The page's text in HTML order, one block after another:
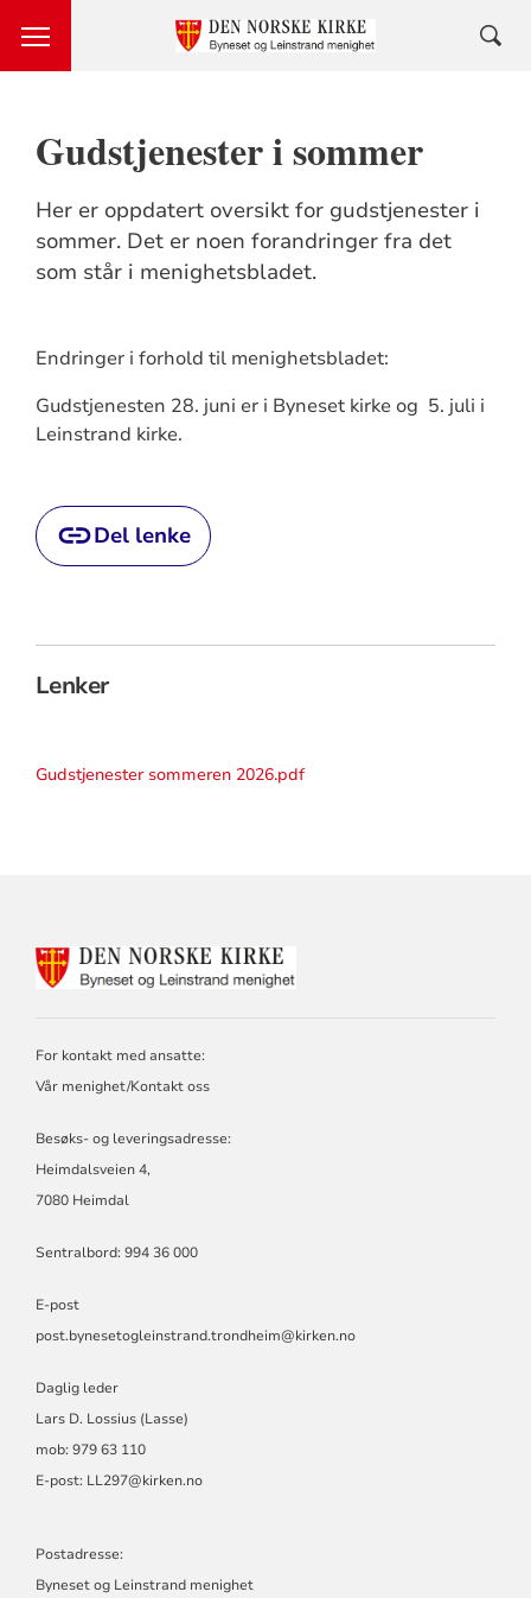
Gudstjenester i sommer
Her er oppdatert oversikt for gudstjenester i
sommer. Det er noen forandringer fra det
som står i menighetsbladet.
Endringer i forhold til menighetsbladet:
Gudstjenesten 28. juni er i Byneset kirke og 5. juli i
Leinstrand kirke.
Del lenke
Lenker
Gudstjenester sommeren 2026.pdf
FOR
For kontakt med ansatte:
Vår menighet/Kontakt oss
Besøks- og leveringsadresse:
Heimdalsveien 4,
7080 Heimdal
Sentralbord: 994 36 000
E-post
post.bynesetogleinstrand.trondheim@kirken.no
Daglig leder
Lars D. Lossius (Lasse)
mob: 979 63 110
E-post: LL297@kirken.no
Postadresse:
Byneset og Leinstrand menighet